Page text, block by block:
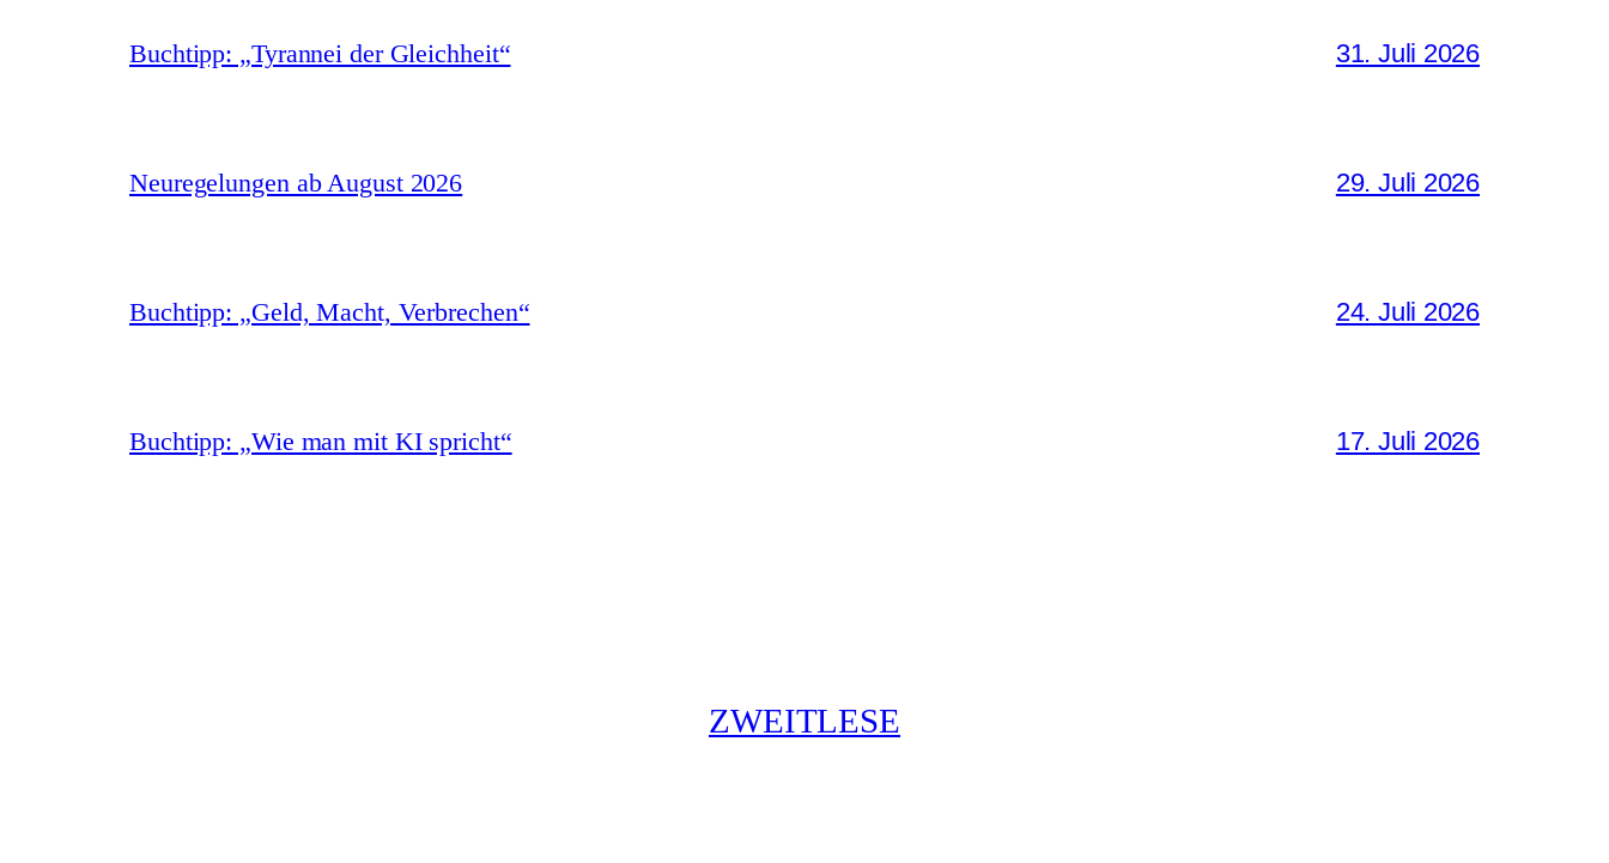
Buchtipp: „Tyrannei der Gleichheit“ 31. Juli 2026
Neuregelungen ab August 2026 29. Juli 2026
Buchtipp: „Geld, Macht, Verbrechen“ 24. Juli 2026
Buchtipp: „Wie man mit KI spricht“ 17. Juli 2026
ZWEITLESE